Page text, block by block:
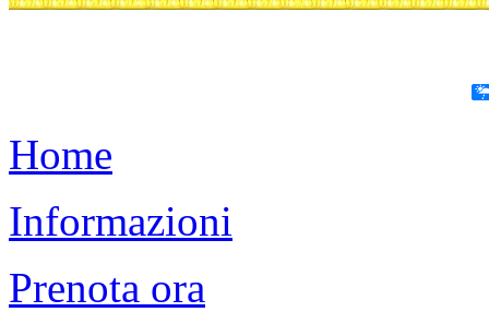
Home
Informazioni
Prenota ora